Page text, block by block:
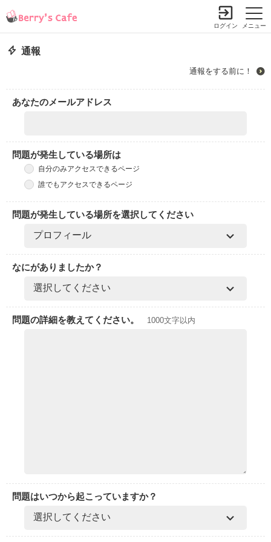
メニュー
ログイン
通報
通報をする前に！
あなたのメールアドレス
問題が発生している場所は
自分のみアクセスできるページ
誰でもアクセスできるページ
問題が発生している場所を選択してください
なにがありましたか？
問題の詳細を教えてください。 1000文字以内
問題はいつから起こっていますか？